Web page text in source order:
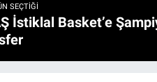
SEÇTIĞI
İstiklal Basket’e